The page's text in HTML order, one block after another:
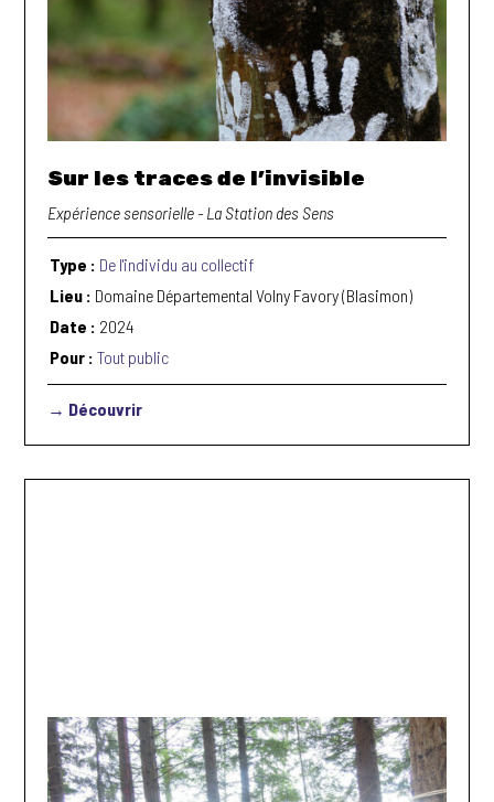
Sur les traces de l’invisible
Expérience sensorielle - La Station des Sens
Type : De l'individu au collectif
Lieu : Domaine Départemental Volny Favory (Blasimon)
Date : 2024
Pour : Tout public
→ Découvrir